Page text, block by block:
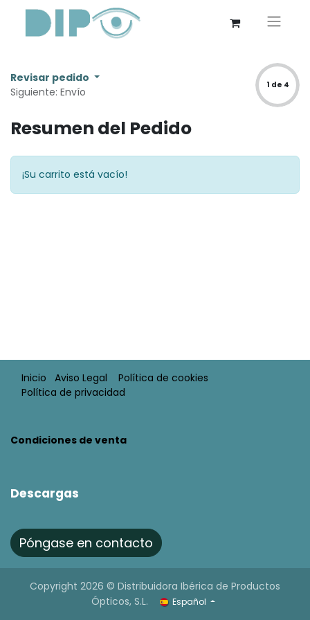
Revisar pedido
Siguiente: Envío
1 de 4
Resumen del Pedido
¡Su carrito está vacío!
Inicio Aviso Legal​
Política de cookies
Política de privacidad
Condiciones de venta​​
Descargas
Póngase en contacto
Copyright 2026 © Distribuidora Ibérica de Productos
Ópticos, S.L.
Español